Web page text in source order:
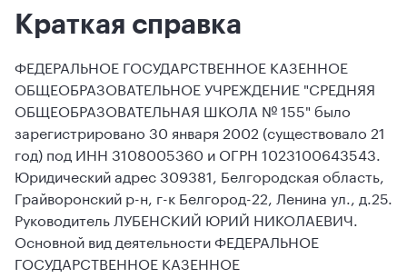
Краткая справка
ФЕДЕРАЛЬНОЕ ГОСУДАРСТВЕННОЕ КАЗЕННОЕ
ОБЩЕОБРАЗОВАТЕЛЬНОЕ УЧРЕЖДЕНИЕ "СРЕДНЯЯ
ОБЩЕОБРАЗОВАТЕЛЬНАЯ ШКОЛА № 155" было
зарегистрировано 30 января 2002 (существовало 21
год) под ИНН 3108005360 и ОГРН 1023100643543.
Юридический адрес 309381, Белгородская область,
Грайворонский р-н, г-к Белгород-22, Ленина ул., д.25.
Руководитель ЛУБЕНСКИЙ ЮРИЙ НИКОЛАЕВИЧ.
Основной вид деятельности ФЕДЕРАЛЬНОЕ
ГОСУДАРСТВЕННОЕ КАЗЕННОЕ